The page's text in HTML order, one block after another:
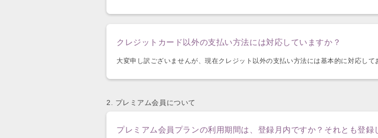
クレジットカード以外の支払い方法には対応していますか？
大変申し訳ございませんが、現在クレジット以外の支払い方法には基本的に対応して
2. プレミアム会員について
プレミアム会員プランの利用期間は、登録月内ですか？それとも登録